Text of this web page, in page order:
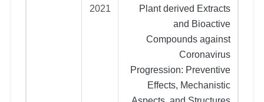
Plant derived Extracts
and Bioactive
Compounds against
Coronavirus
Progression: Preventive
Effects, Mechanistic
2021